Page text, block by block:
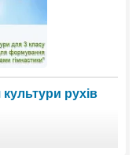
рухів